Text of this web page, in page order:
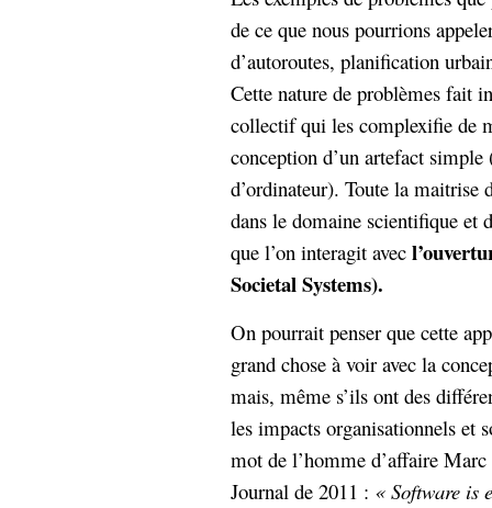
de ce que nous pourrions
d’autoroutes, planification
Cette nature de problèmes fait
collectif qui les complexifie de
conception d’un artefact
d’ordinateur). Toute la maitrise
dans le domaine scientifique et
que l’on interagit avec
Societal Systems).
On pourrait penser que cette
grand chose à voir avec la
mais, même s’ils ont des
les impacts organisationnels et
mot de l’homme d’affaire
Journal de 2011 : « Software is